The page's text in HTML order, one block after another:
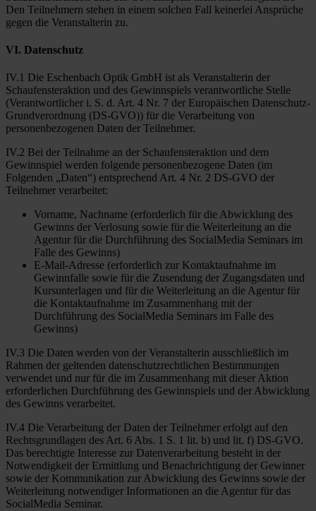
Den Teilnehmern stehen in einem solchen Fall keinerlei Ansprüche
gegen die Veranstalterin zu.
VI. Datenschutz
IV.1 Die Eschenbach Optik GmbH ist als Veranstalterin der
Schaufensteraktion und des Gewinnspiels verantwortliche Stelle
(Verantwortlicher i. S. d. Art. 4 Nr. 7 der Europäischen Datenschutz-
Grundverordnung (DS-GVO)) für die Verarbeitung von
personenbezogenen Daten der Teilnehmer.
IV.2 Bei der Teilnahme an der Schaufensteraktion und dem
Gewinnspiel werden folgende personenbezogene Daten (im
Folgenden „Daten“) entsprechend Art. 4 Nr. 2 DS-GVO der
Teilnehmer verarbeitet:
Vorname, Nachname (erforderlich für die Abwicklung des
Gewinns der Verlosung sowie für die Weiterleitung an die
Agentur für die Durchführung des SocialMedia Seminars im
Falle des Gewinns)
E-Mail-Adresse (erforderlich zur Kontaktaufnahme im
Gewinnfalle sowie für die Zusendung der Zugangsdaten und
Kursunterlagen und für die Weiterleitung an die Agentur für
die Kontaktaufnahme im Zusammenhang mit der
Durchführung des SocialMedia Seminars im Falle des
Gewinns)
IV.3 Die Daten werden von der Veranstalterin ausschließlich im
Rahmen der geltenden datenschutzrechtlichen Bestimmungen
verwendet und nur für die im Zusammenhang mit dieser Aktion
erforderlichen Durchführung des Gewinnspiels und der Abwicklung
des Gewinns verarbeitet.
IV.4 Die Verarbeitung der Daten der Teilnehmer erfolgt auf den
Rechtsgrundlagen des Art. 6 Abs. 1 S. 1 lit. b) und lit. f) DS-GVO.
Das berechtigte Interesse zur Datenverarbeitung besteht in der
Notwendigkeit der Ermittlung und Benachrichtigung der Gewinner
sowie der Kommunikation zur Abwicklung des Gewinns sowie der
Weiterleitung notwendiger Informationen an die Agentur für das
SocialMedia Seminar.